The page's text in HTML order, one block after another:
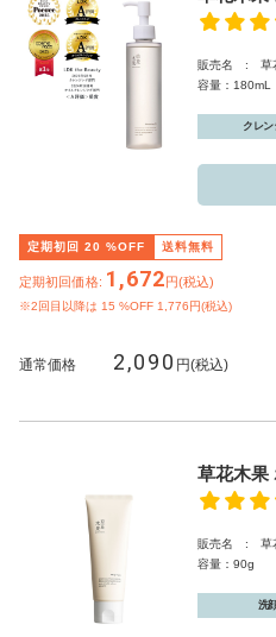
販売名 : 草
容量：180mL
クレン
定期初回 20 %OFF 送料無料
定期初回価格: 1,672円(税込)
※2回目以降は 15 %OFF 1,776円(税込)
通常価格 2,090 円(税込)
草花木果
販売名 : 草
容量：90g
洗